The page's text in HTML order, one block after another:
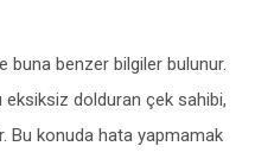
buna benzer bilgiler bulunur.
eksiksiz dolduran çek sahibi,
Bu konuda hata yapmamak